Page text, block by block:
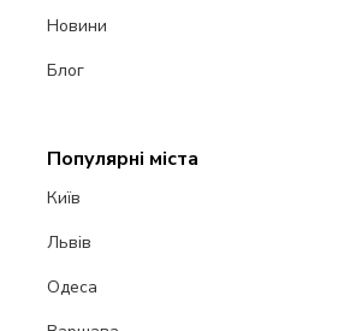
Новини
Блог
Популярні міста
Київ
Львів
Одеса